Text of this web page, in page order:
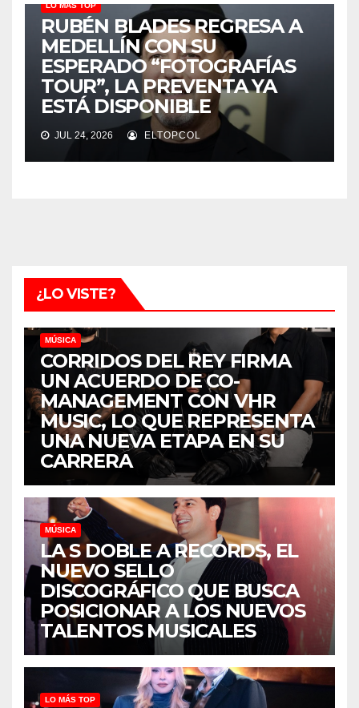
LO MÁS TOP
RUBÉN BLADES REGRESA A
MEDELLÍN CON SU
ESPERADO “FOTOGRAFÍAS
TOUR”, LA PREVENTA YA
ESTÁ DISPONIBLE
JUL 24, 2026 ELTOPCOL
¿LO VISTE?
MÚSICA
CORRIDOS DEL REY FIRMA
UN ACUERDO DE CO-
MANAGEMENT CON VHR
MUSIC, LO QUE REPRESENTA
UNA NUEVA ETAPA EN SU
CARRERA
MÚSICA
LA S DOBLE A RECORDS, EL
NUEVO SELLO
DISCOGRÁFICO QUE BUSCA
POSICIONAR A LOS NUEVOS
TALENTOS MUSICALES
LO MÁS TOP